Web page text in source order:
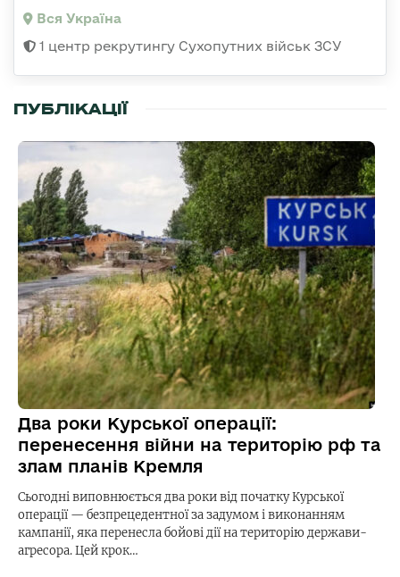
Вся Україна
1 центр рекрутингу Сухопутних військ ЗСУ
ПУБЛІКАЦІЇ
Два роки Курської операції:
перенесення війни на територію рф та
злам планів Кремля
Сьогодні виповнюється два роки від початку Курської
операції — безпрецедентної за задумом і виконанням
кампанії, яка перенесла бойові дії на територію держави-
агресора. Цей крок…